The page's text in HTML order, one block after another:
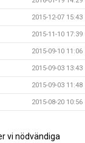
2015-12-07 15:43
2015-11-10 17:39
2015-09-10 11:06
2015-09-03 13:43
2015-09-03 11:48
2015-08-20 10:56
2015-06-09 10:51
vi nödvändiga